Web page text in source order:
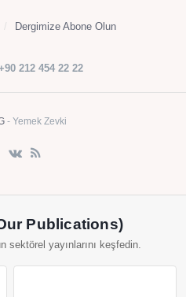
Dergimize Abone Olun
212 454 22 22
- Yemek Zevki
Publications)
sektörel yayınlarını keşfedin.